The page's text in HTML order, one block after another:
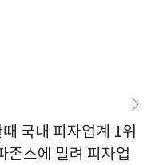
국내 피자업계 1위
존스에 밀려 피자업